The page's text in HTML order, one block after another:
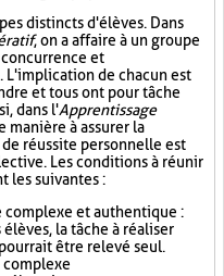
distincts d'élèves. Dans
, on a affaire à un groupe
et
L'implication de chacun est
et tous ont pour tâche
dans l'Apprentissage
manière à assurer la
réussite personnelle est
Les conditions à réunir
les suivantes :
complexe et authentique :
la tâche à réaliser
être relevé seul.
complexe